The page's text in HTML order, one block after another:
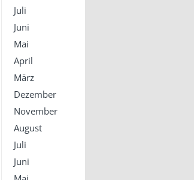
Juli
Juni
Mai
April
März
Dezember
November
August
Juli
Juni